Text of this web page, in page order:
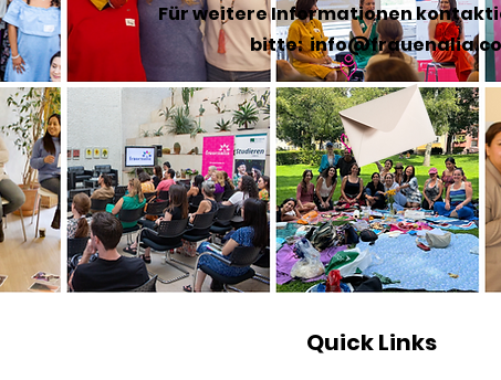
Für weitere Informationen
bitte:
Quick Links